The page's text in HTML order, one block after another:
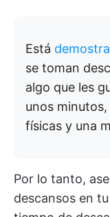
Está
se toman
algo que les
unos
físicas y una
Por lo tanto,
descansos en